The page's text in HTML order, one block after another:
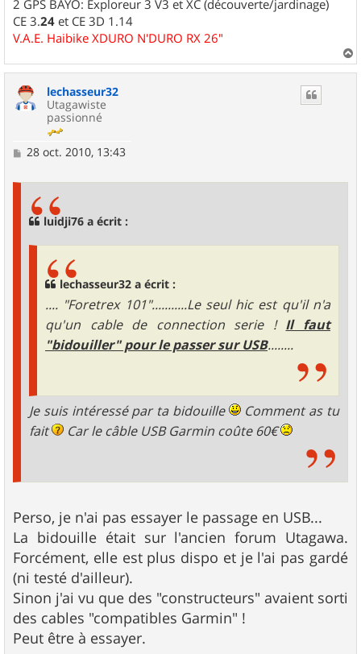
2 GPS BAYO: Exploreur 3 V3 et XC (découverte/jardinage)
CE 3.24 et CE 3D 1.14
V.A.E. Haibike XDURO N'DURO RX 26"
a
lechasseur32
Utagawiste
passionné
M
28 oct. 2010, 13:43
luidji76 a écrit :
lechasseur32 a écrit :
.... "Foretrex 101"...........Le seul hic est qu'il n'a
qu'un cable de connection serie ! Il faut
"bidouiller" pour le passer sur USB........
Je suis intéressé par ta bidouille
Comment as tu
fait
Car le câble USB Garmin coûte 60€
Perso, je n'ai pas essayer le passage en USB...
La bidouille était sur l'ancien forum Utagawa.
Forcément, elle est plus dispo et je l'ai pas gardé
(ni testé d'ailleur).
Sinon j'ai vu que des "constructeurs" avaient sorti
des cables "compatibles Garmin" !
Peut être à essayer.